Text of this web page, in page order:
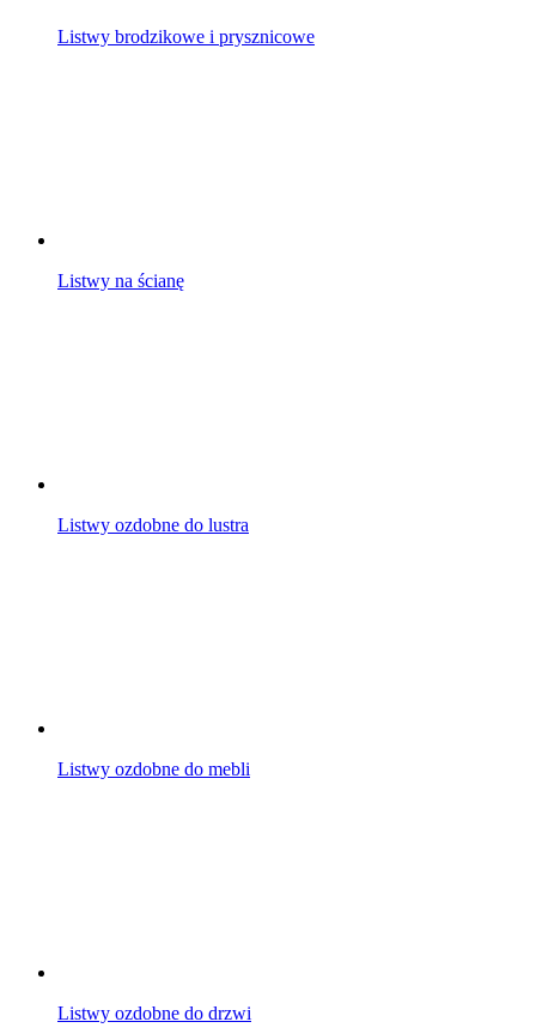
Listwy brodzikowe i prysznicowe
Listwy na ścianę
Listwy ozdobne do lustra
Listwy ozdobne do mebli
Listwy ozdobne do drzwi